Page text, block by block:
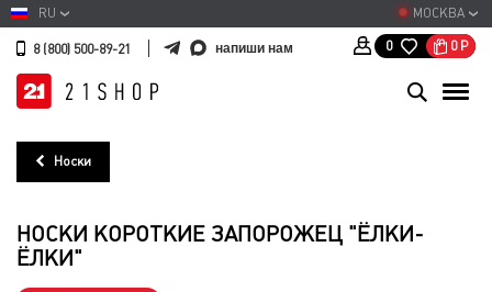
МОСКВА
RU
8 (800) 500-89-21 напиши нам 0 0 Р
Носки
НОСКИ КОРОТКИЕ ЗАПОРОЖЕЦ "ЁЛКИ-
ЁЛКИ"